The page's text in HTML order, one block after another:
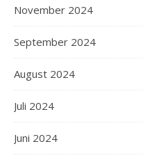
November 2024
September 2024
August 2024
Juli 2024
Juni 2024